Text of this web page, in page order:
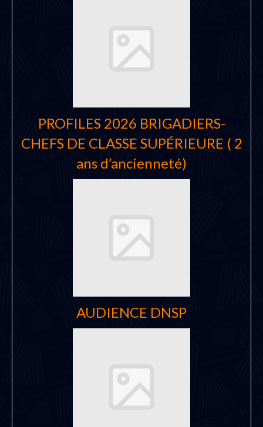
PROFILES 2026 BRIGADIERS-
CHEFS DE CLASSE SUPÉRIEURE ( 2
ans d’ancienneté)
AUDIENCE DNSP